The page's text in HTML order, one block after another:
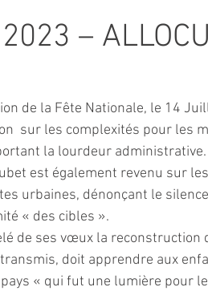
TRANSPORT
Science
–
de la Fête Nationale, le 14
sur les complexités pour les
la lourdeur administrative.
est également revenu sur
urbaines, dénonçant le
« des cibles ».
de ses vœux la reconstruction
doit apprendre aux
« qui fut une lumière pour